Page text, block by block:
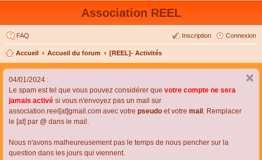
Association REEL
FAQ Connexion
Inscription
Accueil Accueil du forum [REEL]- Activités
04/01/2024 :
Le spam est tel que vous pouvez considérer que votre compte ne sera
jamais activé si vous n'envoyez pas un mail sur
association.reel[at]gmail.com avec votre pseudo et votre mail . Remplacer
le [at] par @ dans le mail.
Nous n'avons malheureusement pas le temps de nous pencher sur la
question dans les jours qui viennent.